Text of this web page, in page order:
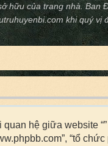
hữu của trang nhà.
khi quý vị
hệ giữa website
“tổ